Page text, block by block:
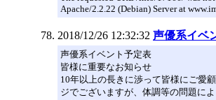
Apache/2.2.22 (Debian) Server at
2018/12/26 12:32:32 声優系イベ
声優系イベント予定表
皆様に重要なお知らせ
10年以上の長きに渉って皆様にご愛
ジでございますが、体調等の問題に